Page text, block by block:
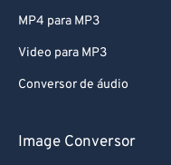
MP4 para MP3
Video para MP3
Conversor de áudio
Image Conversor